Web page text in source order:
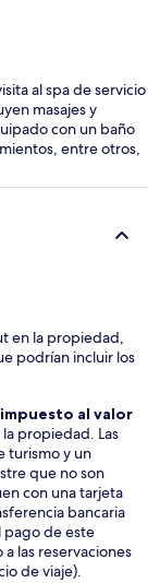
al spa de servicio
masajes y
con un baño
entre otros,
en la propiedad,
podrían incluir los
al valor
la propiedad. Las
turismo y un
que no son
con una tarjeta
bancaria
pago de este
las reservaciones
de viaje).